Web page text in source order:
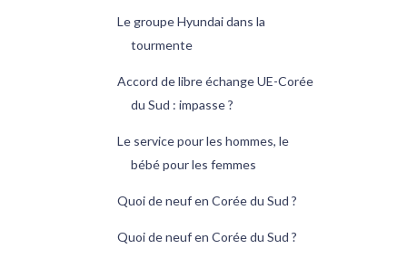
Le groupe Hyundai dans la
tourmente
Accord de libre échange UE-Corée
du Sud : impasse ?
Le service pour les hommes, le
bébé pour les femmes
Quoi de neuf en Corée du Sud ?
Quoi de neuf en Corée du Sud ?